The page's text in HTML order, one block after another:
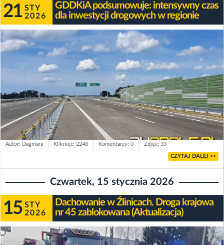
21 STY
2026
GDDKiA podsumowuje: intensywny czas
dla inwestycji drogowych w regionie
Autor: Dagmara Kliknięć: 2248 Komentarzy: 0 Zdjęć: 33
CZYTAJ DALEJ >>
Czwartek, 15 stycznia 2026
15 STY
2026
Dachowanie w Źlinicach. Droga krajowa
nr 45 zablokowana (Aktualizacja)